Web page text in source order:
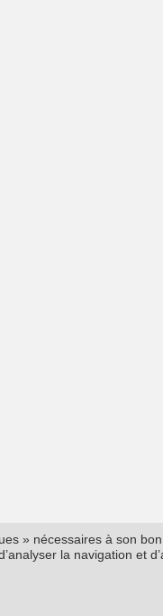
» nécessaires à son
la navigation et